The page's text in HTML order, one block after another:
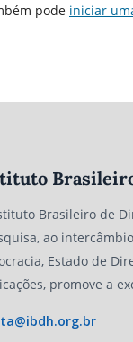
pode iniciar
Brasileiro de
ao
Estado de
promove a